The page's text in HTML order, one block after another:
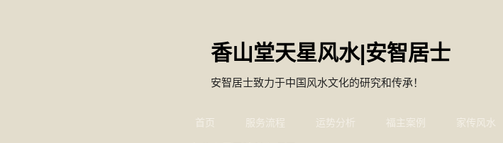
香山堂天星风水|安智居士
安智居士致力于中国风水文化的研究和传承！
首页 服务流程 运势分析 福主案例 家传风水